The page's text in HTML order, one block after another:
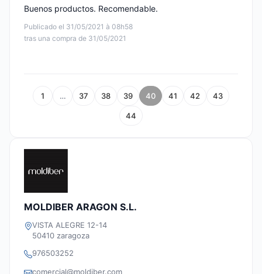
Publicado el 31/05/2021 à 08h58
tras una compra de 31/05/2021
Buenos productos. Recomendable.
1 … 37 38 39 40 41 42 43
44
MOLDIBER ARAGON S.L.
VISTA ALEGRE 12-14
50410 zaragoza
976503252
comercial@moldiber.com